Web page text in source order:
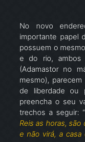
No novo
importante papel
possuem o
e do rio, ambos
(Adamastor no
mesmo),
de liberdade ou
preencha o seu
trechos a seguir: “
Reis as horas,
e não virá, a